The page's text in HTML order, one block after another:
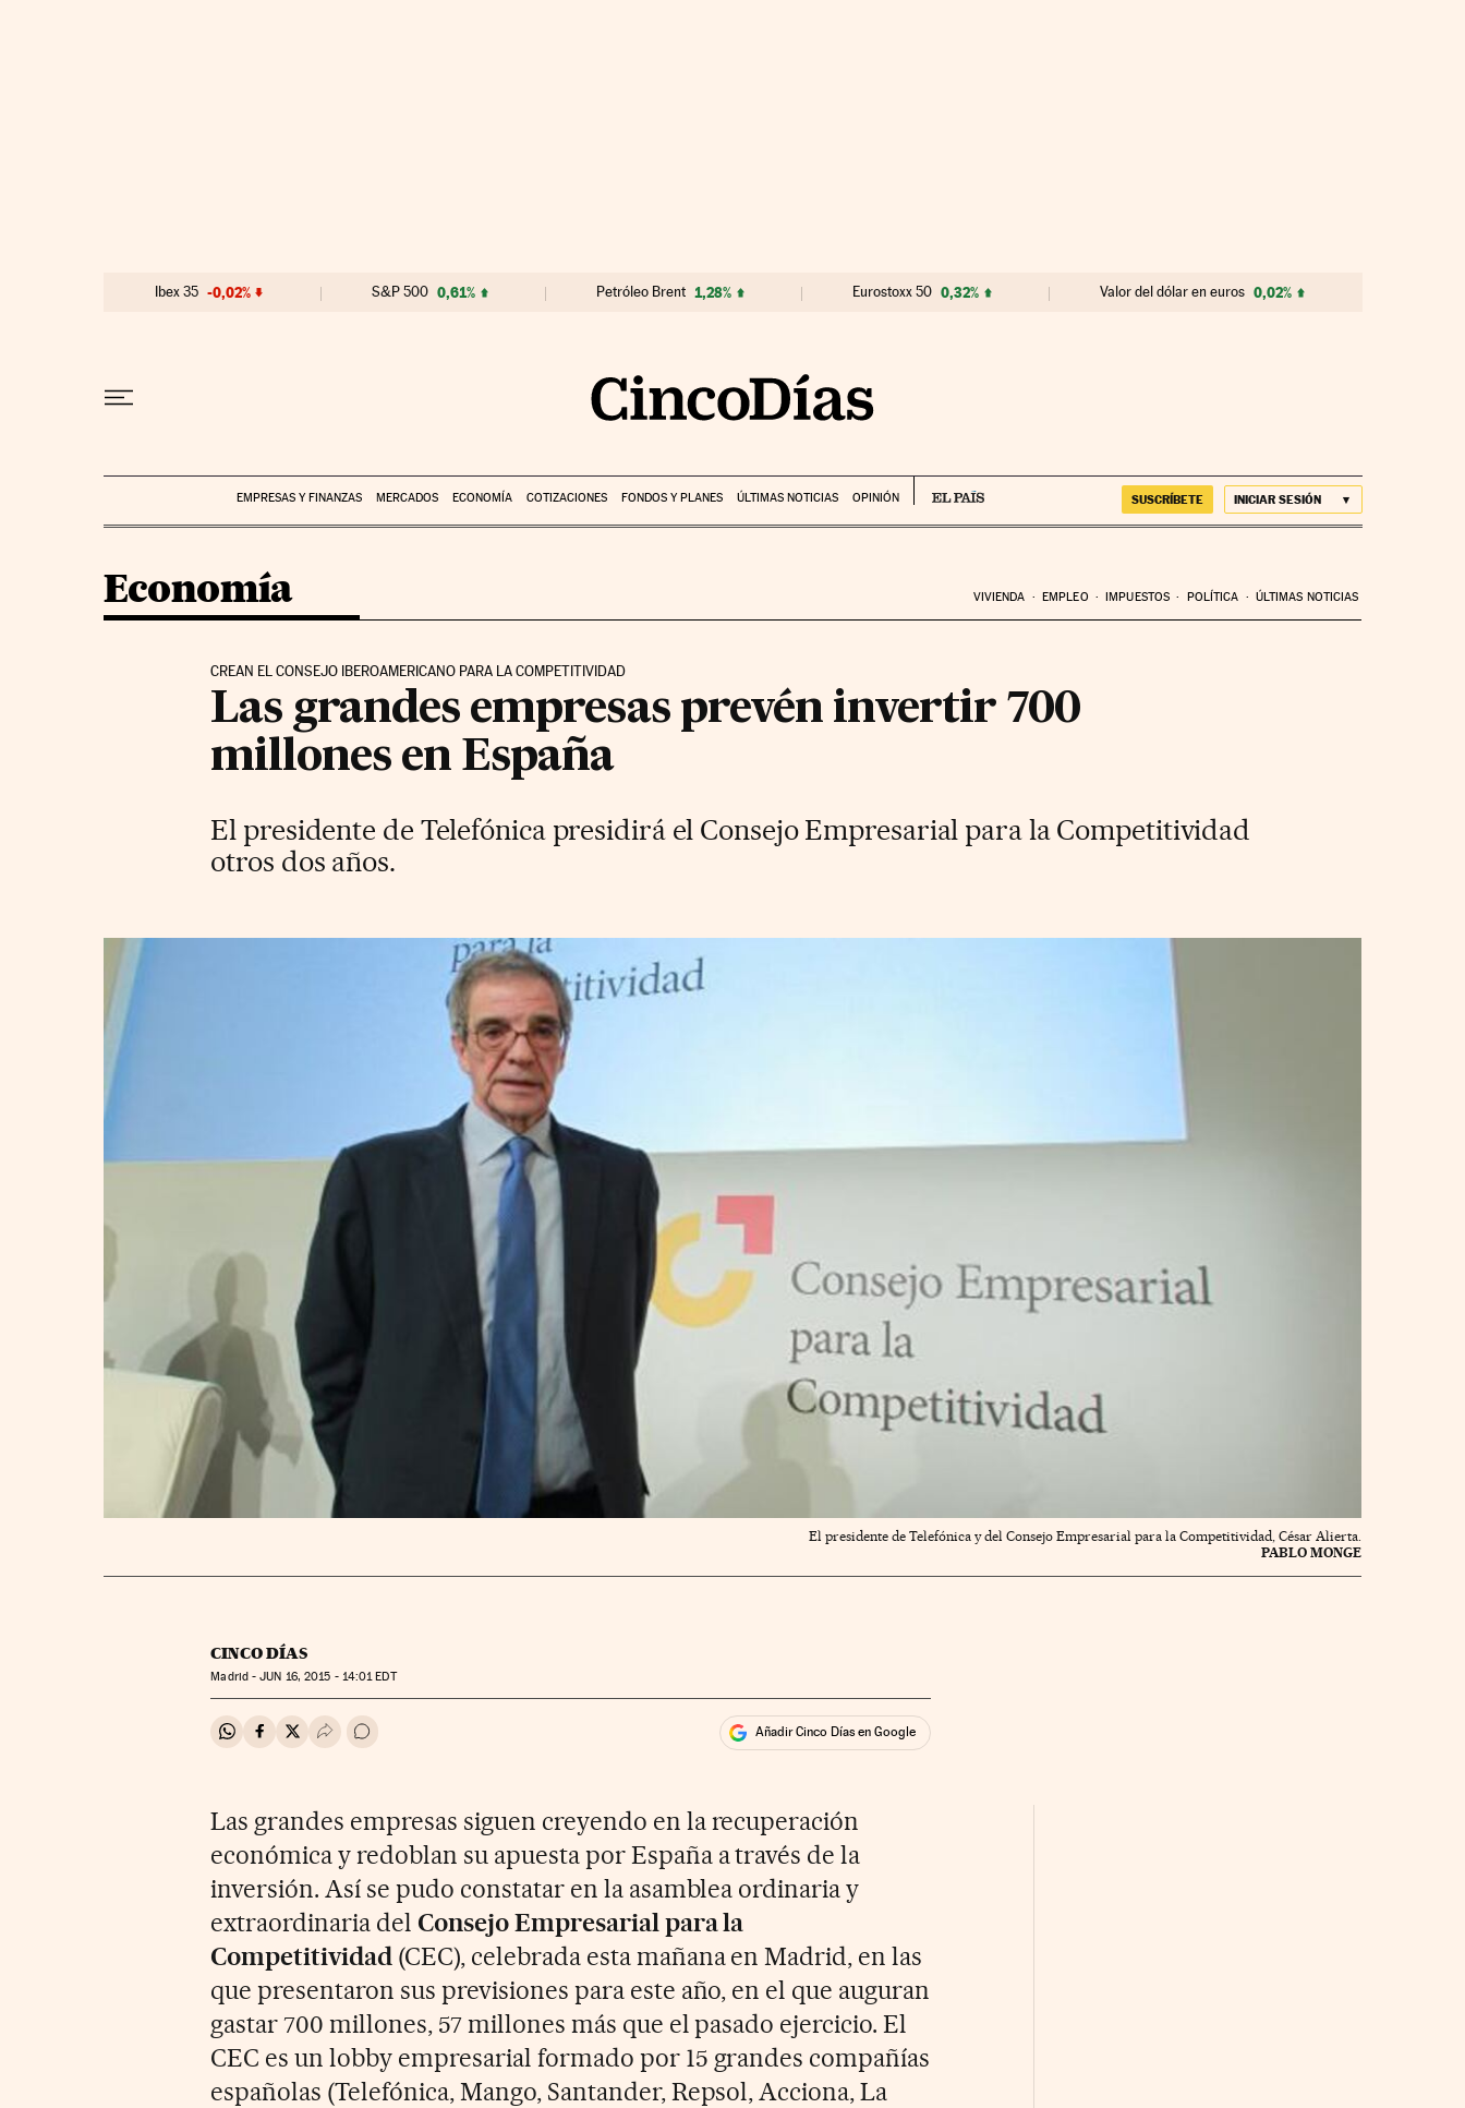
Ibex 35 -0,02% S&P 500 0,61% Petróleo Brent 1,28% Eurostoxx 50 0,32% Valor del dólar en euros 0,02%
EMPRESAS Y FINANZAS MERCADOS ECONOMÍA COTIZACIONES FONDOS Y PLANES ÚLTIMAS NOTICIAS OPINIÓN SUSCRÍBETE INICIAR SESIÓN
Economía VIVIENDA EMPLEO IMPUESTOS POLÍTICA ÚLTIMAS NOTICIAS
CREAN EL CONSEJO IBEROAMERICANO PARA LA COMPETITIVIDAD
Las grandes empresas prevén invertir 700
millones en España
El presidente de Telefónica presidirá el Consejo Empresarial para la Competitividad
otros dos años.
El presidente de Telefónica y del Consejo Empresarial para la Competitividad, César Alierta.
PABLO MONGE
CINCO DÍAS
Madrid -JUN 16, 2015 - 14:01EDT
Compartir en Whatsapp
Compartir en Facebook
Compartir en Twitter
Desplegar Redes Sociales
Ir a los comentarios Añadir Cinco Días en Google
Las grandes empresas siguen creyendo en la recuperación
económica y redoblan su apuesta por España a través de la
inversión. Así se pudo constatar en la asamblea ordinaria y
extraordinaria del Consejo Empresarial para la
Competitividad (CEC), celebrada esta mañana en Madrid, en las
que presentaron sus previsiones para este año, en el que auguran
gastar 700 millones, 57 millones más que el pasado ejercicio. El
CEC es un lobby empresarial formado por 15 grandes compañías
españolas (Telefónica, Mango, Santander, Repsol, Acciona, La